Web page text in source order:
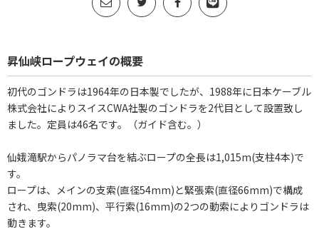
昇仙峡ロープウェイの概要
初代のゴンドラは1964年の日本製でしたが、1988年に日本ケーブル
株式会社によりスイスCWA社製のゴンドラを2代目として設置致し
ました。定員は46名です。（ガイド含む。）
仙娥滝駅からパノラマ台を結ぶロープの全長は1,015m(支柱4本)で
す。
ロープは、メインの支索(直径54mm)と緊張索(直径66mm)で構成
され、曳索(20mm)、平行索(16mm)の2つの動索によりゴンドラは
動きます。